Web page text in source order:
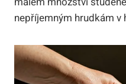
nepříjemným hrudkám v